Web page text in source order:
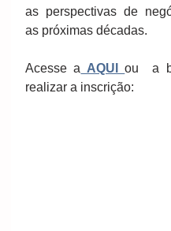
as perspectivas de
as próximas décadas.
Acesse a AQUI ou  a
realizar a inscrição: